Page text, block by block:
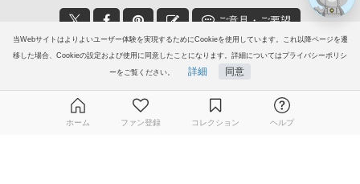
当Webサイトはよりよいユーザー体験を実現するためにCookieを使用しています。これ以降ページを遷
移した場合、Cookieの設定および使用に同意したことになります。詳細についてはプライバシーポリシ
ーをご覧ください。 詳細 同意
ご意見・ご要望
© 2006-2026 イラストAC
ホーム ファン登録 コレクション ヘルプ